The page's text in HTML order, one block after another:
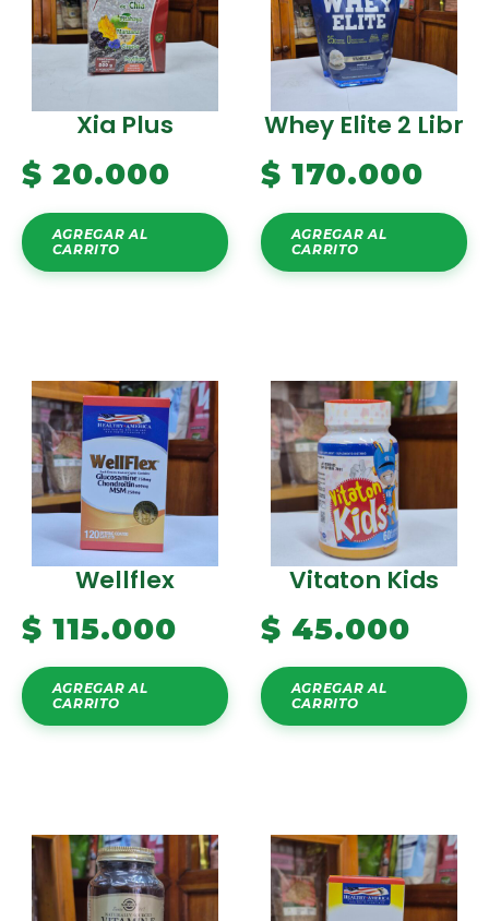
Xia Plus
$ 20.000
AGREGAR AL
CARRITO
Whey Elite 2 Libr
$ 170.000
AGREGAR AL
CARRITO
Wellflex
$ 115.000
AGREGAR AL
CARRITO
Vitaton Kids
$ 45.000
AGREGAR AL
CARRITO